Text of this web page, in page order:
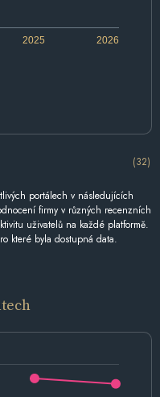
2026
2025
(32)
portálech v následujících
firmy v různých recenzních
uživatelů na každé platformě.
které byla dostupná data.